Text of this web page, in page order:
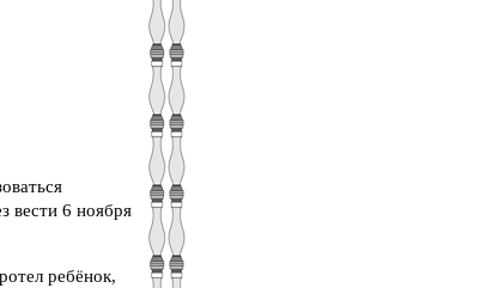
вести 6 ноября
ребёнок,